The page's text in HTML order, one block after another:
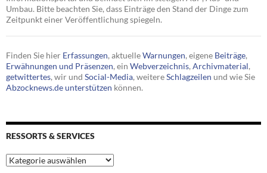
Umbau. Bitte beachten Sie, dass Einträge den Stand der Dinge zum
Zeitpunkt einer Veröffentlichung spiegeln.
Finden Sie hier Erfassungen, aktuelleWarnungen, eigene Beiträge,
Erwähnungen und Präsenzen, ein Webverzeichnis, Archivmaterial,
getwittertes, wir und Social-Media, weitereSchlagzeilen und wie Sie
Abzocknews.de unterstützen können.
RESSORTS & SERVICES
Ressorts
&